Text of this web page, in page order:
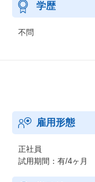
学歴
不問
雇用形態
正社員
試用期間：有/4ヶ月